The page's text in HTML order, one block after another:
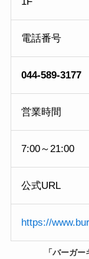
電話番号
044-589-3177
営業時間
7:00～21:00
公式URL
https://
「バーガ